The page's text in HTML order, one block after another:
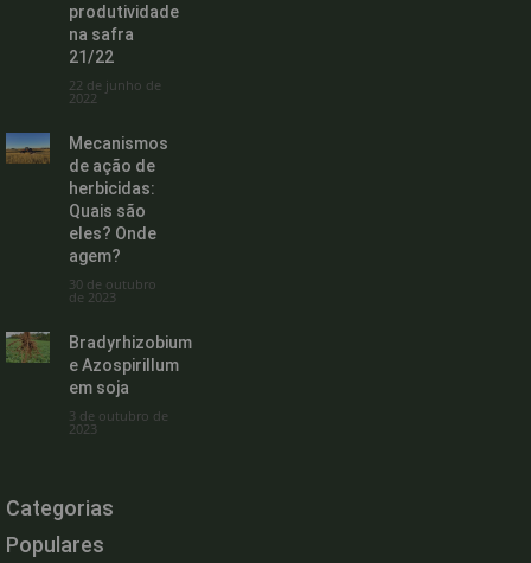
produtividade
na safra
21/22
22 de junho de
2022
Mecanismos
de ação de
herbicidas:
Quais são
eles? Onde
agem?
30 de outubro
de 2023
Bradyrhizobium
e Azospirillum
em soja
3 de outubro de
2023
Categorias
Populares